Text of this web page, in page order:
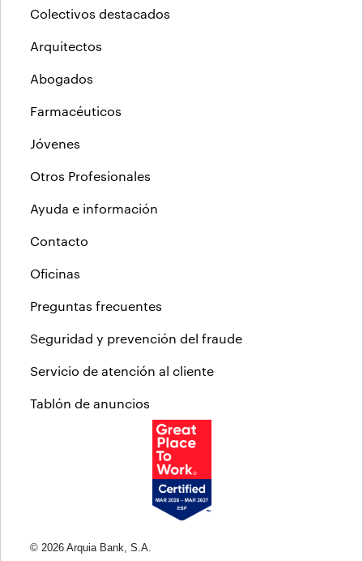
Colectivos destacados
Arquitectos
Abogados
Farmacéuticos
Jóvenes
Otros Profesionales
Ayuda e información
Contacto
Oficinas
Preguntas frecuentes
Seguridad y prevención del fraude
Servicio de atención al cliente
Tablón de anuncios
© 2026 Arquia Bank, S.A.